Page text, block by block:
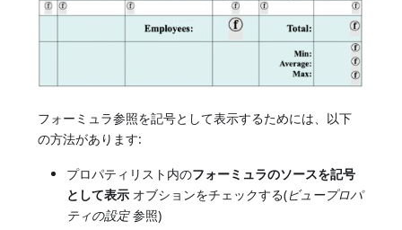
フォーミュラ参照を記号として表示するためには、以下
の方法があります:
プロパティリスト内のフォーミュラのソースを記号
として表示 オブションをチェックする(ビュープロパ
ティの設定参照)